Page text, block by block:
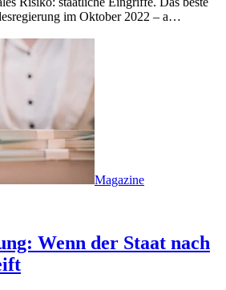
im Oktober 2022 – a…
Magazine
Wenn der Staat nach